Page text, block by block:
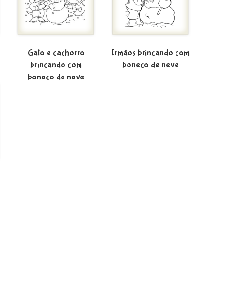
Gato e cachorro
brincando com
boneco de neve
Irmãos brincando com
boneco de neve